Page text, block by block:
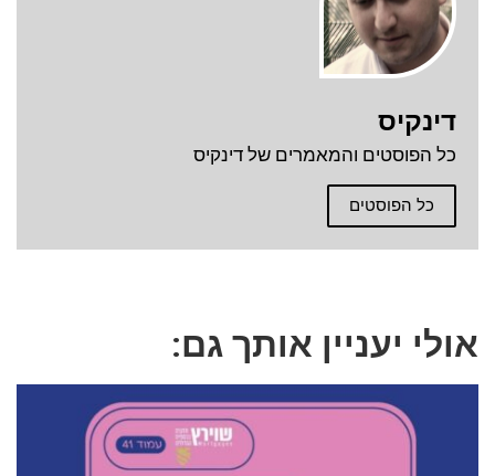
דינקיס
כל הפוסטים והמאמרים של דינקיס
כל הפוסטים
אולי יעניין אותך גם: